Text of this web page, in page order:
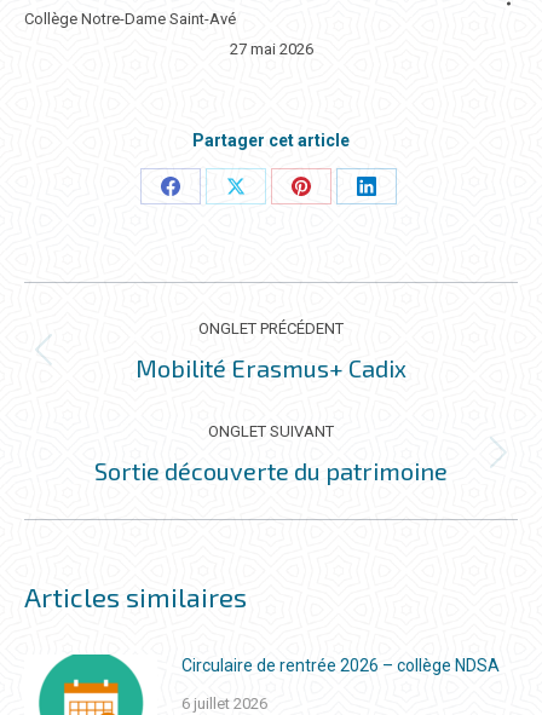
Collège Notre-Dame Saint-Avé
27 mai 2026
Partager cet article
PartagerPartagerPartagerPartager
NAVIGATION
DE
COMMENTAIRE
ONGLET PRÉCÉDENT
Onglet
Mobilité Erasmus+ Cadix
ONGLET SUIVANT
Onglet
Sortie découverte du patrimoine
Articles similaires
Circulaire de rentrée 2026 – collège NDSA
6 juillet 2026